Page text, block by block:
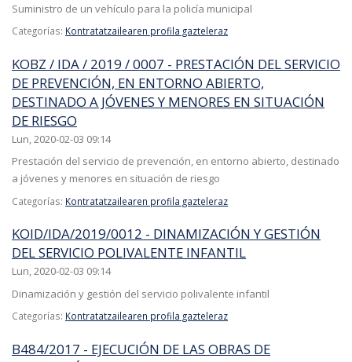
Suministro de un vehículo para la policía municipal
Categorías: Kontratatzailearen profila gazteleraz
KOBZ / IDA / 2019 / 0007 - PRESTACIÓN DEL SERVICIO
DE PREVENCIÓN, EN ENTORNO ABIERTO,
DESTINADO A JÓVENES Y MENORES EN SITUACIÓN
DE RIESGO
Lun, 2020-02-03 09:14
Prestación del servicio de prevención, en entorno abierto, destinado
a jóvenes y menores en situación de riesgo
Categorías: Kontratatzailearen profila gazteleraz
KOID/IDA/2019/0012 - DINAMIZACIÓN Y GESTIÓN
DEL SERVICIO POLIVALENTE INFANTIL
Lun, 2020-02-03 09:14
Dinamización y gestión del servicio polivalente infantil
Categorías: Kontratatzailearen profila gazteleraz
B484/2017 - EJECUCIÓN DE LAS OBRAS DE